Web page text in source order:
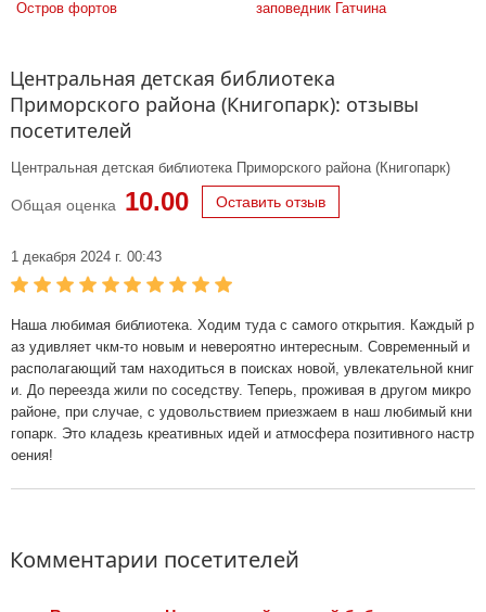
Остров фортов заповедник Гатчина
Центральная детская библиотека
Приморского района (Книгопарк): отзывы
посетителей
Центральная детская библиотека Приморского района (Книгопарк)
Общая оценка 10.00 Оставить отзыв
1 декабря 2024 г. 00:43
Наша любимая библиотека. Ходим туда с самого открытия. Каждый р
аз удивляет чкм-то новым и невероятно интересным. Современный и
располагающий там находиться в поисках новой, увлекательной книг
и. До переезда жили по соседству. Теперь, проживая в другом микро
районе, при случае, с удовольствием приезжаем в наш любимый кни
гопарк. Это кладезь креативных идей и атмосфера позитивного настр
оения!
Комментарии посетителей